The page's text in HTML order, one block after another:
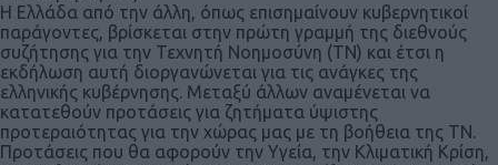
Η Ελλάδα από την άλλη, όπως επισημαίνουν κυβερνητικοί
παράγοντες, βρίσκεται στην πρώτη γραμμή της διεθνούς
συζήτησης για την Τεχνητή Νοημοσύνη (ΤΝ) και έτσι η
εκδήλωση αυτή διοργανώνεται για τις ανάγκες της
ελληνικής κυβέρνησης. Μεταξύ άλλων αναμένεται να
κατατεθούν προτάσεις για ζητήματα ύψιστης
προτεραιότητας για την χώρας μας με τη βοήθεια της ΤΝ.
Προτάσεις που θα αφορούν την Υγεία, την Κλιματική Κρίση,